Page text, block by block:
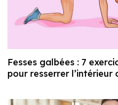
Fesses galbées : 7
pour resserrer l’intérieur